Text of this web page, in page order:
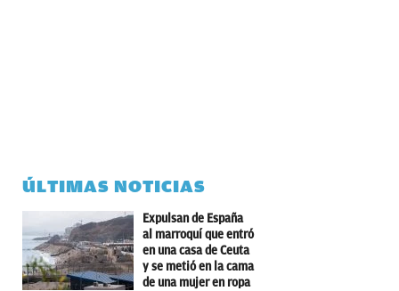
ÚLTIMAS NOTICIAS
Expulsan de España
al marroquí que entró
en una casa de Ceuta
y se metió en la cama
de una mujer en ropa